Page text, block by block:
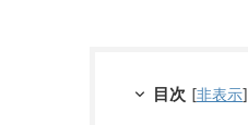
目次 [非表示]